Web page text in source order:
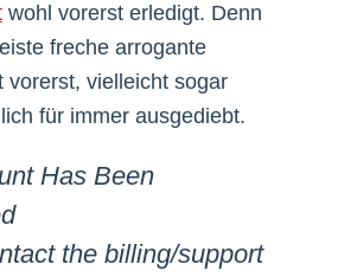
wohl vorerst erledigt. Denn
freche arrogante
vorerst, vielleicht sogar
für immer ausgediebt.
Has Been
the billing/support